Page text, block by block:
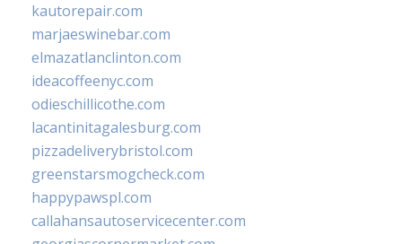
kautorepair.com
marjaeswinebar.com
elmazatlanclinton.com
ideacoffeenyc.com
odieschillicothe.com
lacantinitagalesburg.com
pizzadeliverybristol.com
greenstarsmogcheck.com
happypawspl.com
callahansautoservicecenter.com